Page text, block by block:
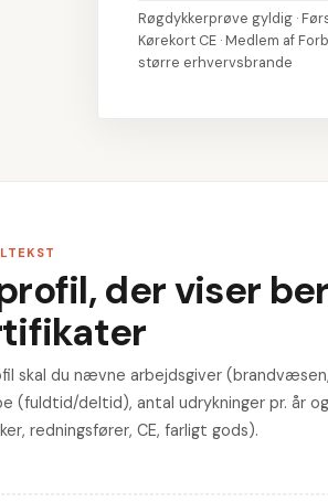
Røgdykkerprøve gyldig ·
Kørekort CE · Medlem af
større erhvervsbrande
der viser
skal du nævne arbejdsgiver
(fuldtid/deltid), antal udrykninger pr. år
redningsfører, CE, farligt gods).